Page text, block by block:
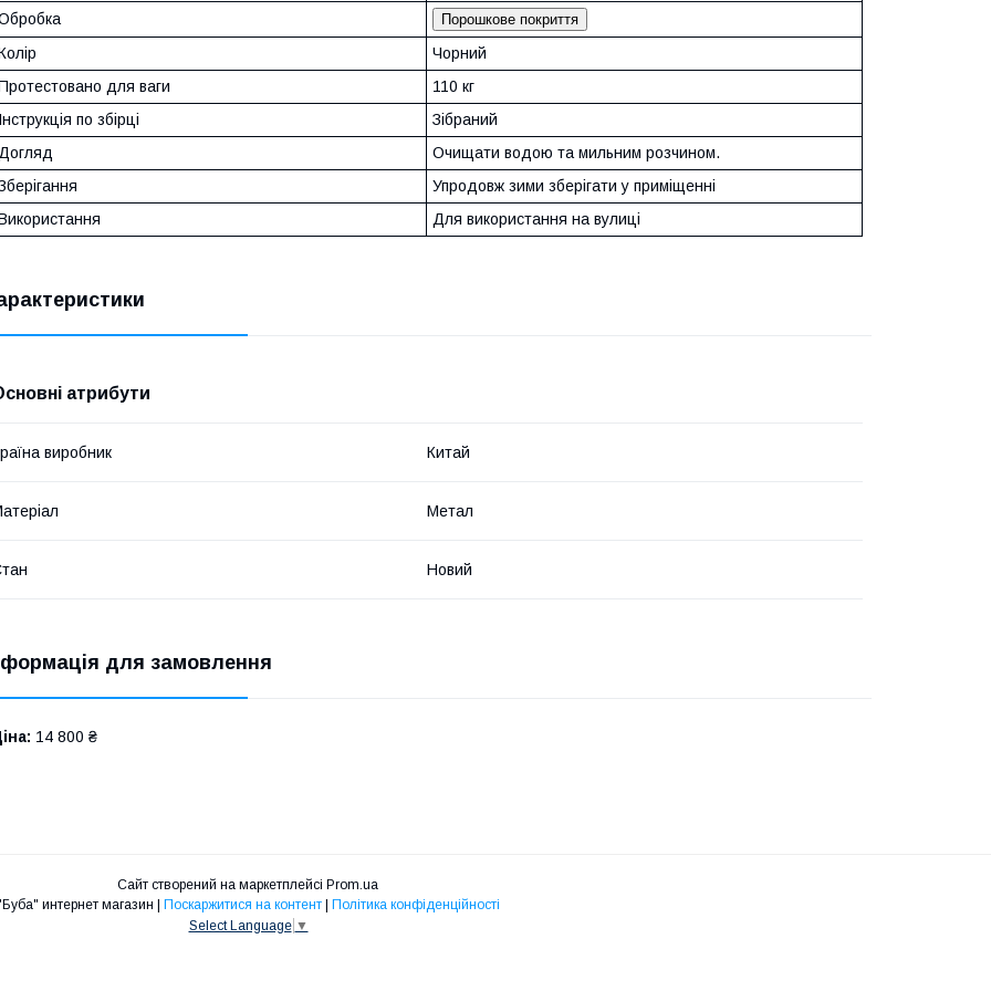
Порошкове покриття
Чорний
для ваги
110 кг
по збірці
Зібраний
Очищати водою та мильним розчином.
Упродовж зими зберігати у приміщенні
Для використання на вулиці
атрибути
виробник Китай
Метал
Новий
для замовлення
14 800 ₴
Сайт створений на маркетплейсі Prom.ua
"Буба" интернет магазин | Поскаржитися на контент | Політика конфіденційності
Select Language ▼